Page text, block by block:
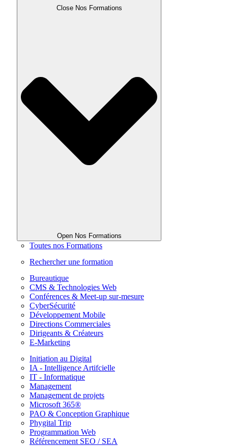
Close Nos Formations
Open Nos Formations
Toutes nos Formations
Rechercher une formation
Bureautique
CMS & Technologies Web
Conférences & Meet-up sur-mesure
CyberSécurité
Développement Mobile
Directions Commerciales
Dirigeants & Créateurs
E-Marketing
Initiation au Digital
IA - Intelligence Artifcielle
IT - Informatique
Management
Management de projets
Microsoft 365®
PAO & Conception Graphique
Phygital Trip
Programmation Web
Référencement SEO / SEA